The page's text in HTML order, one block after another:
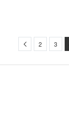
Previous
2 3